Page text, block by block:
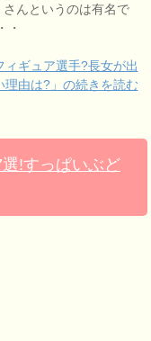
んというのは有名で
・
ィギュア選手?長女が出
理由は?」の続きを読む
!すっぱいぶど